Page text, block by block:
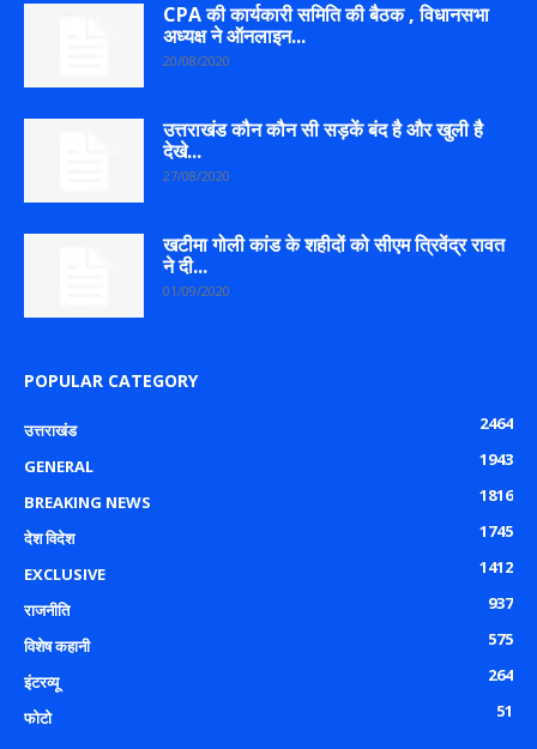
CPA की कार्यकारी समिति की बैठक , विधानसभा
अध्यक्ष ने ऑनलाइन...
20/08/2020
उत्तराखंड कौन कौन सी सड़कें बंद है और खुली है
देखे...
27/08/2020
खटीमा गोली कांड के शहीदों को सीएम त्रिवेंद्र रावत
ने दी...
01/09/2020
POPULAR CATEGORY
उत्तराखंड
2464
GENERAL
1943
BREAKING NEWS
1816
देश विदेश
1745
EXCLUSIVE
1412
राजनीति
937
विशेष कहानी
575
इंटरव्यू
264
फोटो
51